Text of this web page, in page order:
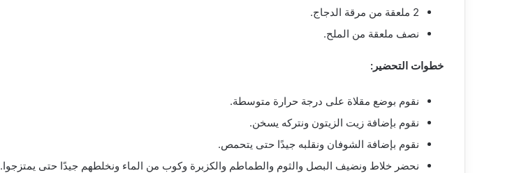
2 ملعقة من مرقة الدجاج.
نصف ملعقة من الملح.
خطوات التحضير:
نقوم بوضع مقلاة على درجة حرارة متوسطة.
نقوم بإضافة زيت الزيتون ونتركه يسخن.
نقوم بإضافة الشوفان ونقلبه جيدًا حتى يتحمص.
نحضر خلاط ونضيف البصل والثوم والطماطم والكزبرة وكوب من الماء ونخلطهم جيدًا حتى يمتزجوا.